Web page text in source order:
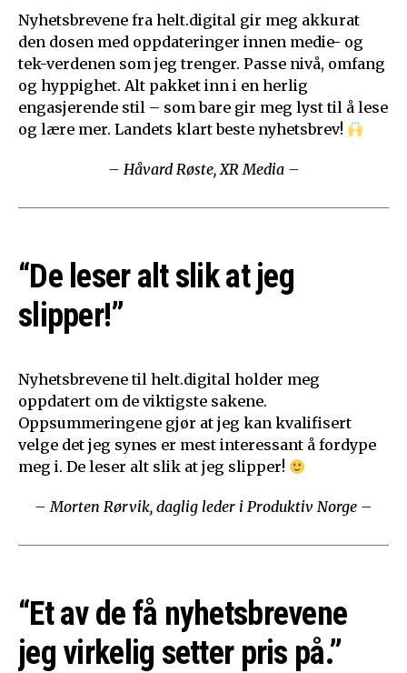
Nyhetsbrevene fra helt.digital gir meg akkurat
den dosen med oppdateringer innen medie- og
tek-verdenen som jeg trenger. Passe nivå, omfang
og hyppighet. Alt pakket inn i en herlig
engasjerende stil – som bare gir meg lyst til å lese
og lære mer. Landets klart beste nyhetsbrev!
– Håvard Røste, XR Media –
“De leser alt slik at jeg
slipper!”
Nyhetsbrevene til helt.digital holder meg
oppdatert om de viktigste sakene.
Oppsummeringene gjør at jeg kan kvalifisert
velge det jeg synes er mest interessant å fordype
meg i. De leser alt slik at jeg slipper!
– Morten Rørvik, daglig leder i Produktiv Norge –
“Et av de få nyhetsbrevene
jeg virkelig setter pris på.”